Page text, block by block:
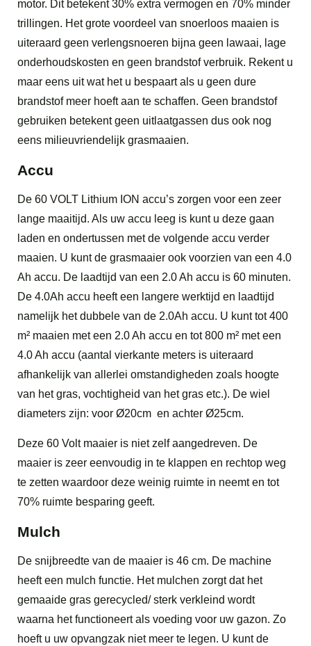
motor. Dit betekent 30% extra vermogen en 70% minder
trillingen. Het grote voordeel van snoerloos maaien is
uiteraard geen verlengsnoeren bijna geen lawaai, lage
onderhoudskosten en geen brandstof verbruik. Rekent u
maar eens uit wat het u bespaart als u geen dure
brandstof meer hoeft aan te schaffen. Geen brandstof
gebruiken betekent geen uitlaatgassen dus ook nog
eens milieuvriendelijk grasmaaien.
Accu
De 60 VOLT Lithium ION accu’s zorgen voor een zeer
lange maaitijd. Als uw accu leeg is kunt u deze gaan
laden en ondertussen met de volgende accu verder
maaien. U kunt de grasmaaier ook voorzien van een 4.0
Ah accu. De laadtijd van een 2.0 Ah accu is 60 minuten.
De 4.0Ah accu heeft een langere werktijd en laadtijd
namelijk het dubbele van de 2.0Ah accu. U kunt tot 400
m² maaien met een 2.0 Ah accu en tot 800 m² met een
4.0 Ah accu (aantal vierkante meters is uiteraard
afhankelijk van allerlei omstandigheden zoals hoogte
van het gras, vochtigheid van het gras etc.). De wiel
diameters zijn: voor Ø20cm en achter Ø25cm.
Deze 60 Volt maaier is niet zelf aangedreven. De
maaier is zeer eenvoudig in te klappen en rechtop weg
te zetten waardoor deze weinig ruimte in neemt en tot
70% ruimte besparing geeft.
Mulch
De snijbreedte van de maaier is 46 cm. De machine
heeft een mulch functie. Het mulchen zorgt dat het
gemaaide gras gerecycled/ sterk verkleind wordt
waarna het functioneert als voeding voor uw gazon. Zo
hoeft u uw opvangzak niet meer te legen. U kunt de